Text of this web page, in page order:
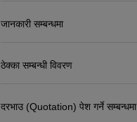
जानकारी सम्बन्धमा
ठेक्का सम्बन्धी विवरण
दरभाउ (Quotation) पेश गर्ने सम्बन्धमा